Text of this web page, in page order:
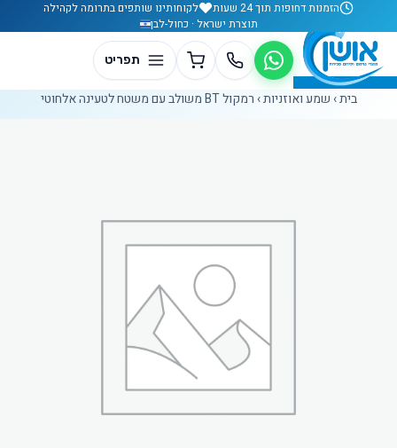
דלג לתוכןהזמנות דחופות תוך 24 שעות
לקוחותינו שותפים בתרומה לקהילה
תוצרת ישראל · כחול-לבן
בית› שמע ואוזניות› רמקול BT משולב עם משטח לטעינה אלחוטי